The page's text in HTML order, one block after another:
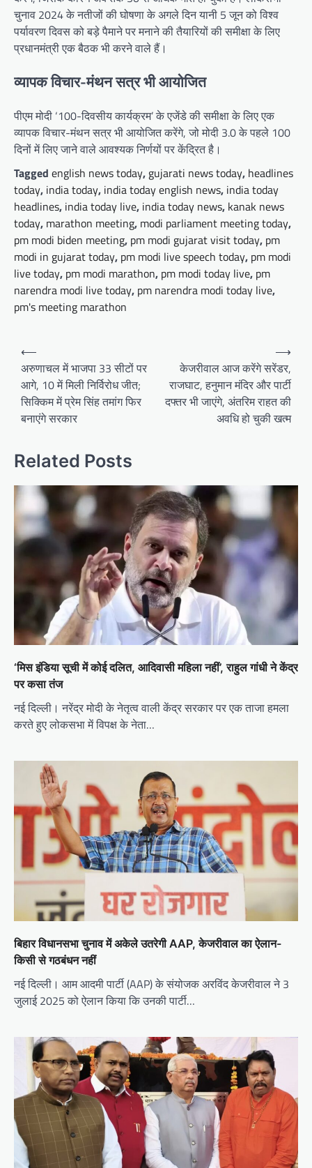
चुनाव 2024 के नतीजों की घोषणा के अगले दिन यानी 5 जून को विश्व
पर्यावरण दिवस को बड़े पैमाने पर मनाने की तैयारियों की समीक्षा के लिए
प्रधानमंत्री एक बैठक भी करने वाले हैं।
व्यापक विचार-मंथन सत्र भी आयोजित
पीएम मोदी ‘100-दिवसीय कार्यक्रम’ के एजेंडे की समीक्षा के लिए एक
व्यापक विचार-मंथन सत्र भी आयोजित करेंगे, जो मोदी 3.0 के पहले 100
दिनों में लिए जाने वाले आवश्यक निर्णयों पर केंद्रित है।
Tagged english news today, gujarati news today, headlines
today, india today, india today english news, india today
headlines, india today live, india today news, kanak news
today, marathon meeting, modi parliament meeting today,
pm modi biden meeting, pm modi gujarat visit today, pm
modi in gujarat today, pm modi live speech today, pm modi
live today, pm modi marathon, pm modi today live, pm
narendra modi live today, pm narendra modi today live,
pm's meeting marathon
Post
navigation
⟵
अरुणाचल में भाजपा 33 सीटों पर
आगे, 10 में मिली निर्विरोध जीत;
सिक्किम में प्रेम सिंह तमांग फिर
बनाएंगे सरकार
केजरीवाल आज करेंगे सरेंडर,
राजघाट, हनुमान मंदिर और पार्टी
दफ्तर भी जाएंगे, अंतरिम राहत की
अवधि हो चुकी खत्म
⟶
Related Posts
‘मिस इंडिया सूची में कोई दलित, आदिवासी महिला नहीं’, राहुल गांधी ने केंद्र
पर कसा तंज
नई दिल्ली। नरेंद्र मोदी के नेतृत्व वाली केंद्र सरकार पर एक ताजा हमला
करते हुए लोकसभा में विपक्ष के नेता…
बिहार विधानसभा चुनाव में अकेले उतरेगी AAP, केजरीवाल का ऐलान-
किसी से गठबंधन नहीं
नई दिल्ली। आम आदमी पार्टी (AAP) के संयोजक अरविंद केजरीवाल ने 3
जुलाई 2025 को ऐलान किया कि उनकी पार्टी…